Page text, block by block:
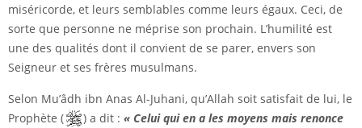
miséricorde, et leurs semblables comme leurs égaux. Ceci, de
sorte que personne ne méprise son prochain. L’humilité est
une des qualités dont il convient de se parer, envers son
Seigneur et ses frères musulmans.
Selon Mu’âdh ibn Anas Al-Juhani, qu’Allah soit satisfait de lui, le
Prophète (
) a dit : « Celui qui en a les moyens mais renonce